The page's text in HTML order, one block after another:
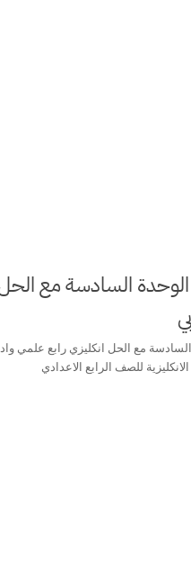
السادسة مع الحل
مع الحل انكليزي رابع علمي
للصف الرابع الاعدادي